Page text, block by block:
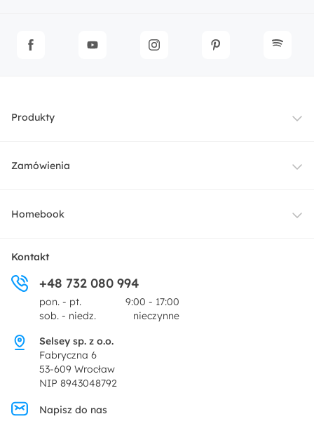
Produkty
Meble
Dekoracje i akcesoria
Promocje
Zamówienia
Dostawa
Zwroty
Pytania i odpowiedzi
Homebook
O nas
Centrum prasowe
Regulamin
Polityka prywatności
Kontakt
+48 732 080 994
pon. - pt.
9:00 - 17:00
sob. - niedz.
nieczynne
Selsey sp. z o.o.
Fabryczna 6
53-609 Wrocław
NIP 8943048792
Napisz do nas